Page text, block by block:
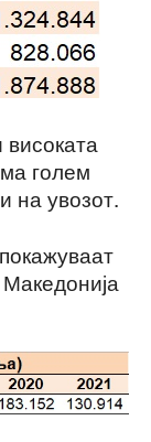
голем
на увозот.